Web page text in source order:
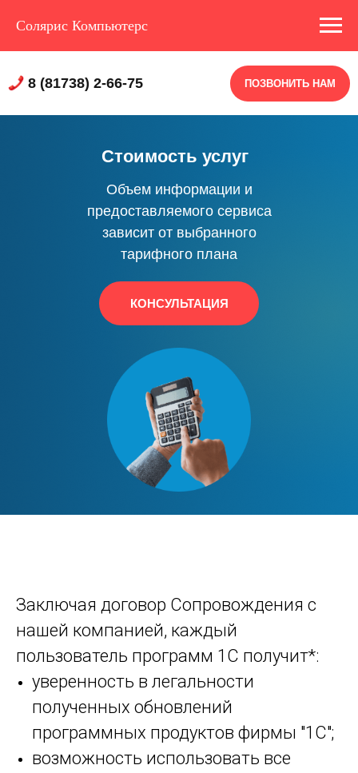
Солярис Компьютерс
8 (81738) 2-66-75 ПОЗВОНИТЬ НАМ
Стоимость услуг
Объем информации и
предоставляемого сервиса
зависит от выбранного
тарифного плана
КОНСУЛЬТАЦИЯ
Заключая договор Сопровождения с
нашей компанией, каждый
пользователь программ 1С получит*:
уверенность в легальности
полученных обновлений
программных продуктов фирмы "1С";
возможность использовать все